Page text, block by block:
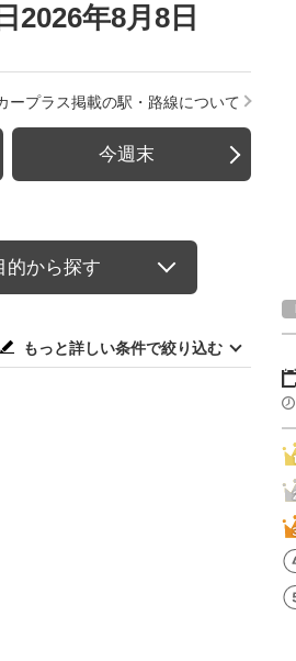
2026年8月8日
ープラス掲載の駅・路線について
今週末
的から探す
もっと詳しい条件で絞り込む